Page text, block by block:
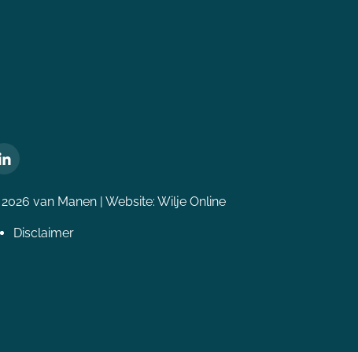
van Manen | Website: Wilje Online
Disclaimer